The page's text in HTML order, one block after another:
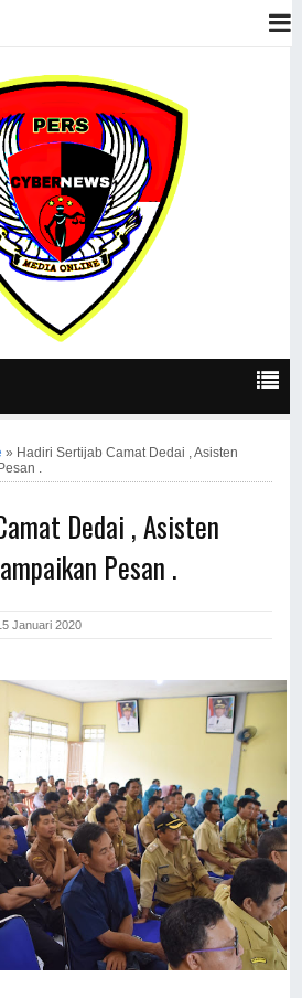
» Hadiri Sertijab Camat Dedai , Asisten
.
Dedai , Asisten
Pesan .
Januari 2020